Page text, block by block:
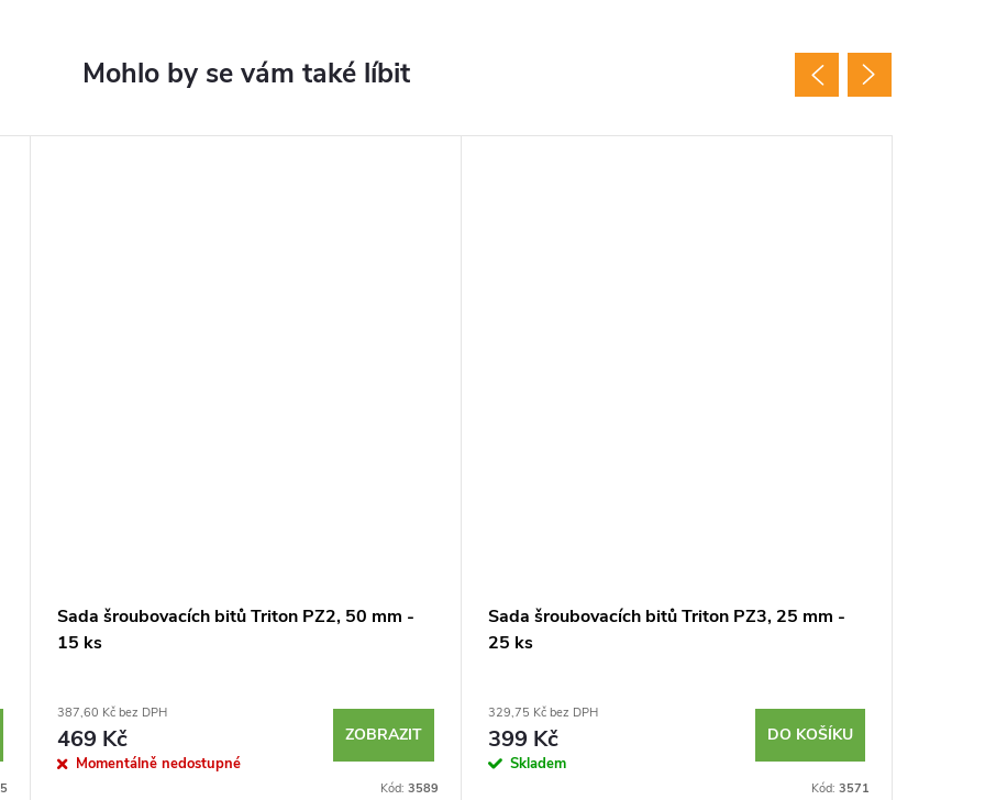
Sada šroubovacích bitů Triton PZ2, 50 mm -
15 ks
387,60 Kč bez DPH
469 Kč
Momentálně nedostupné
ZOBRAZIT
Kód: 3589
Sada šroubovacích bitů Triton PZ3, 25 mm -
25 ks
329,75 Kč bez DPH
399 Kč
Skladem
DO KOŠÍKU
Kód: 3571